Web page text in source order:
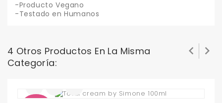
-Producto Vegano
-Testado en Humanos
4 Otros Productos En La Misma
Categoría:
 